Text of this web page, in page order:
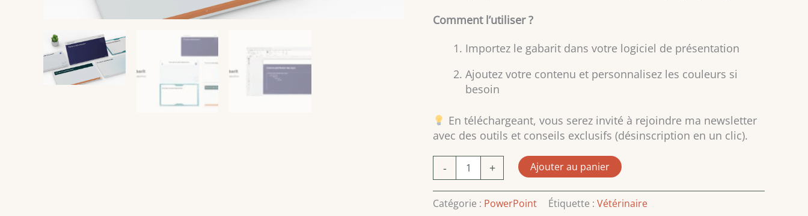
Comment l’utiliser ?
Importez le gabarit dans votre logiciel de présentation
Ajoutez votre contenu et personnalisez les couleurs si
besoin
En téléchargeant, vous serez invité à rejoindre ma newsletter
avec des outils et conseils exclusifs (désinscription en un clic).
-
–
Pack
+ Ajouter au panier
Catégorie : PowerPoint Étiquette : Vétérinaire